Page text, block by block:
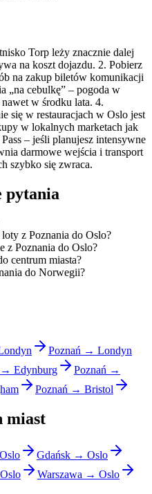
Torp leży znacznie dalej
na koszt dojazdu. 2. Pobierz
na zakup biletów komunikacji
„na cebulkę” – pogoda w
w środku lata. 4.
się w restauracjach w Oslo jest
w lokalnych marketach jak
– jeśli planujesz intensywne
darmowe wejścia i transport
szybko się zwraca.
pytania
z Poznania do Oslo?
z Poznania do Oslo?
centrum miasta?
do Norwegii?
Poznań → Londyn
→ Edynburg
Poznań →
Poznań → Bristol
miast
Gdańsk → Oslo
Warszawa → Oslo